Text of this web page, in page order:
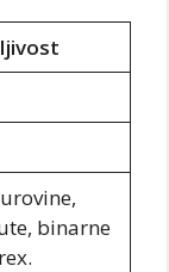
binarne